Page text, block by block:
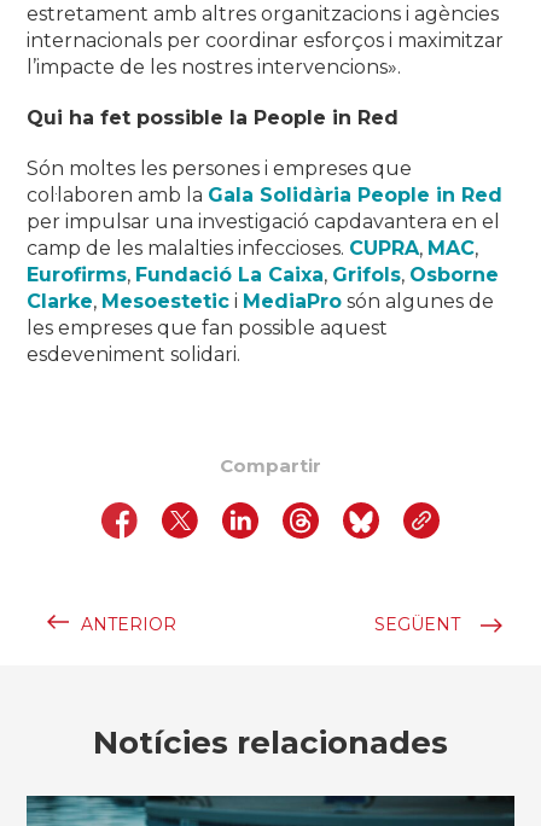
estretament amb altres organitzacions i agències
internacionals per coordinar esforços i maximitzar
l’impacte de les nostres intervencions».
Qui ha fet possible la People in Red
Són moltes les persones i empreses que
col·laboren amb la Gala Solidària People in Red
per impulsar una investigació capdavantera en el
camp de les malalties infeccioses. CUPRA, MAC,
Eurofirms, Fundació La Caixa, Grifols, Osborne
Clarke, Mesoestetic i MediaPro són algunes de
les empreses que fan possible aquest
esdeveniment solidari.
Compartir
ANTERIOR SEGÜENT
Notícies relacionades